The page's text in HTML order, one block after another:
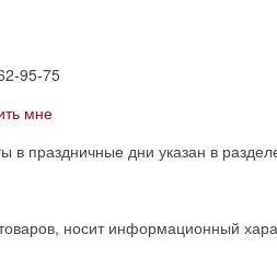
95-75
мне
в праздничные дни указан в
носит информационный